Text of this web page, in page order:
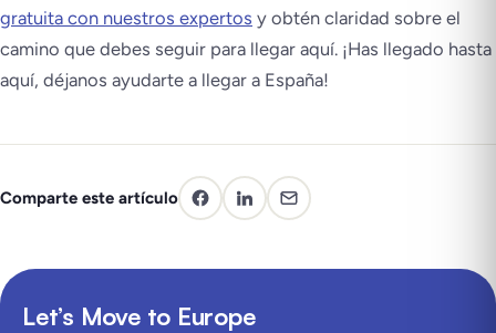
gratuita con nuestros expertos y obtén claridad sobre el
camino que debes seguir para llegar aquí. ¡Has llegado hasta
aquí, déjanos ayudarte a llegar a España!
Comparte este artículo
Let’s Move to Europe